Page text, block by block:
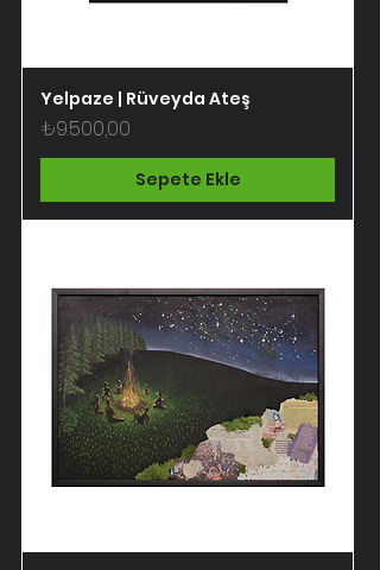
Yelpaze | Rüveyda Ateş
Fiyat
₺9.500,00
Sepete Ekle